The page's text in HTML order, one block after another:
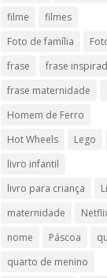
filme
filmes
Foto de família
frase
frase
frase maternidade
Homem de Ferro
Hot Wheels
Lego
livro infantil
livro para criança
maternidade
nome
Páscoa
quarto de menino